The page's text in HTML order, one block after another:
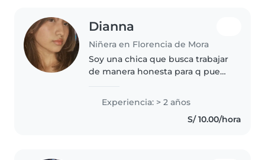
Dianna
Niñera en Florencia de Mora
Soy una chica que busca trabajar
de manera honesta para q pueda
niños no me será un problema,
cuide a mis 3 hermanas cuando
tenia 14 años y espero me..
Experiencia: > 2 años
S/ 10.00/hora